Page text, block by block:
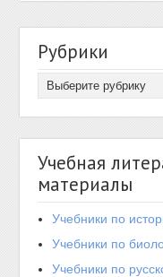
Рубрики
Учебная
материалы
Учебники по
Учебники по
Учебники по